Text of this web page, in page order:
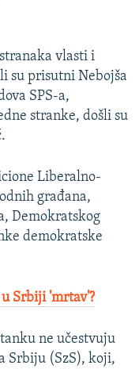
vlasti i
su prisutni Nebojša
SPS-a,
stranke, došli su
Liberalno-
građana,
Demokratskog
demokratske
Srbiji 'mrtav'?
ne učestvuju
Srbiju (SzS), koji,